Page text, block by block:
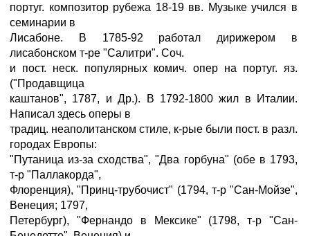
португ. композитор рубежа 18-19 вв. Музыке учился в
семинарии в
Лисабоне. В 1785-92 работал дирижером в
лисабонском т-ре "Салитри". Соч.
и пост. неск. популярных комич. опер на португ. яз.
("Продавщица
каштанов", 1787, и Др.). В 1792-1800 жил в Италии.
Написал здесь оперы в
традиц. неаполитанском стиле, к-рые были пост. в разл.
городах Европы:
"Путаница из-за сходства", "Два горбуна" (обе в 1793,
т-р "Паллакорда",
Флоренция), "Принц-трубочист" (1794, т-р "Сан-Мойзе",
Венеция; 1797,
Петербург), "Фернандо в Мексике" (1798, т-р "Сан-